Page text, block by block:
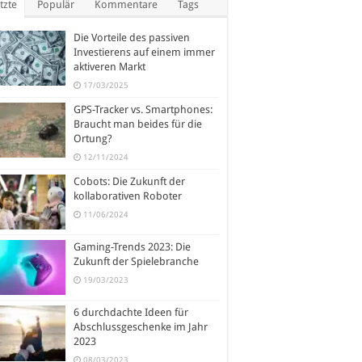
Populär Kommentare Tags
Die Vorteile des passiven
Investierens auf einem immer
aktiveren Markt
17/03/2025
GPS-Tracker vs. Smartphones:
Braucht man beides für die
Ortung?
12/11/2024
Cobots: Die Zukunft der
kollaborativen Roboter
11/06/2024
Gaming-Trends 2023: Die
Zukunft der Spielebranche
19/03/2023
6 durchdachte Ideen für
Abschlussgeschenke im Jahr
2023
08/03/2023